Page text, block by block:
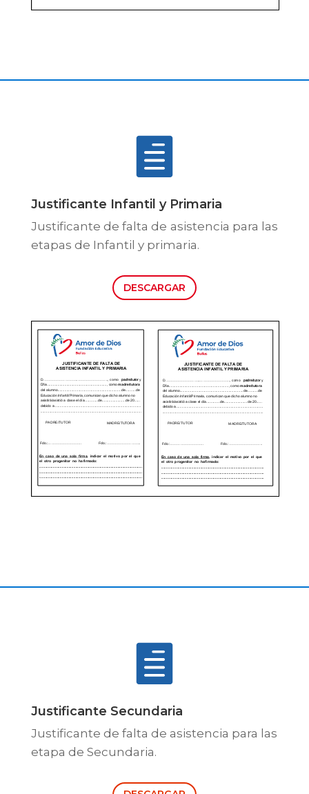

Justificante Infantil y Primaria
Justificante de falta de asistencia para las
etapas de Infantil y primaria.
DESCARGAR

Justificante Secundaria
Justificante de falta de asistencia para las
etapa de Secundaria.